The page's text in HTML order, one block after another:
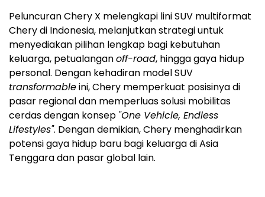
Peluncuran Chery X melengkapi lini SUV multiformat
Chery di Indonesia, melanjutkan strategi untuk
menyediakan pilihan lengkap bagi kebutuhan
keluarga, petualanganoff-road, hingga gaya hidup
personal. Dengan kehadiran model SUV
transformableini, Chery memperkuat posisinya di
pasar regional dan memperluas solusi mobilitas
cerdas dengan konsep "One Vehicle, Endless
Lifestyles". Dengan demikian, Chery menghadirkan
potensi gaya hidup baru bagi keluarga diAsia
Tenggaradan pasar global lain.